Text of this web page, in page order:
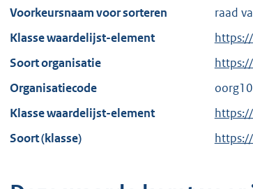
Voorkeursnaam voor sorteren
raad
Klasse waardelijst-element
Soort organisatie
Organisatiecode
Klasse waardelijst-element
Soort (klasse)